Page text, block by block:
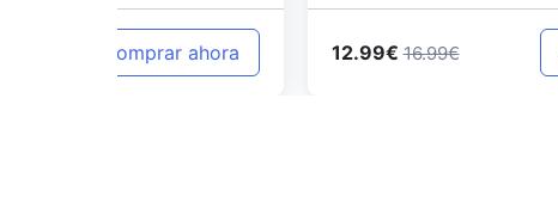
12.99€ 16.99€ Comprar ahora